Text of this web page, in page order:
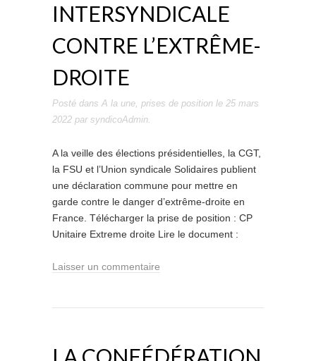
INTERSYNDICALE
CONTRE L’EXTRÊME-
DROITE
Posté dans A la une, prises de position le 25 mars
2022 par syndicoAdmin.
A la veille des élections présidentielles, la CGT,
la FSU et l’Union syndicale Solidaires publient
une déclaration commune pour mettre en
garde contre le danger d’extrême-droite en
France. Télécharger la prise de position : CP
Unitaire Extreme droite Lire le document :
Laisser un commentaire